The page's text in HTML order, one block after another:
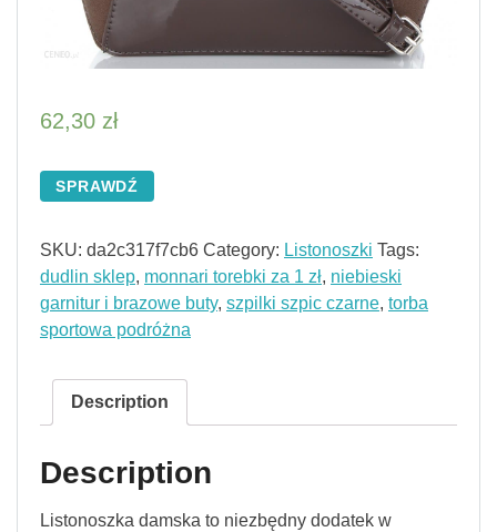
62,30 zł
SPRAWDŹ
SKU: da2c317f7cb6 Category: Listonoszki Tags:
dudlin sklep, monnari torebki za 1 zł, niebieski
garnitur i brazowe buty, szpilki szpic czarne, torba
sportowa podróżna
Description
Description
Listonoszka damska to niezbędny dodatek w